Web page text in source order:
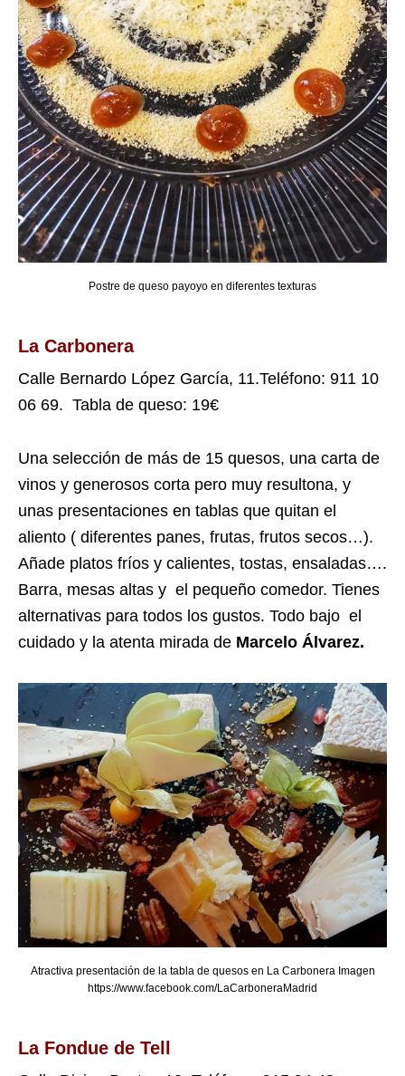
Postre de queso payoyo en diferentes texturas
La Carbonera
Calle Bernardo López García, 11.Teléfono: 911 10
06 69. Tabla de queso: 19€
Una selección de más de 15 quesos, una carta de
vinos y generosos corta pero muy resultona, y
unas presentaciones en tablas que quitan el
aliento ( diferentes panes, frutas, frutos secos…).
Añade platos fríos y calientes, tostas, ensaladas….
Barra, mesas altas y el pequeño comedor. Tienes
alternativas para todos los gustos. Todo bajo el
cuidado y la atenta mirada de Marcelo Álvarez.
Atractiva presentación de la tabla de quesos en La Carbonera Imagen
https://www.facebook.com/LaCarboneraMadrid
La Fondue de Tell